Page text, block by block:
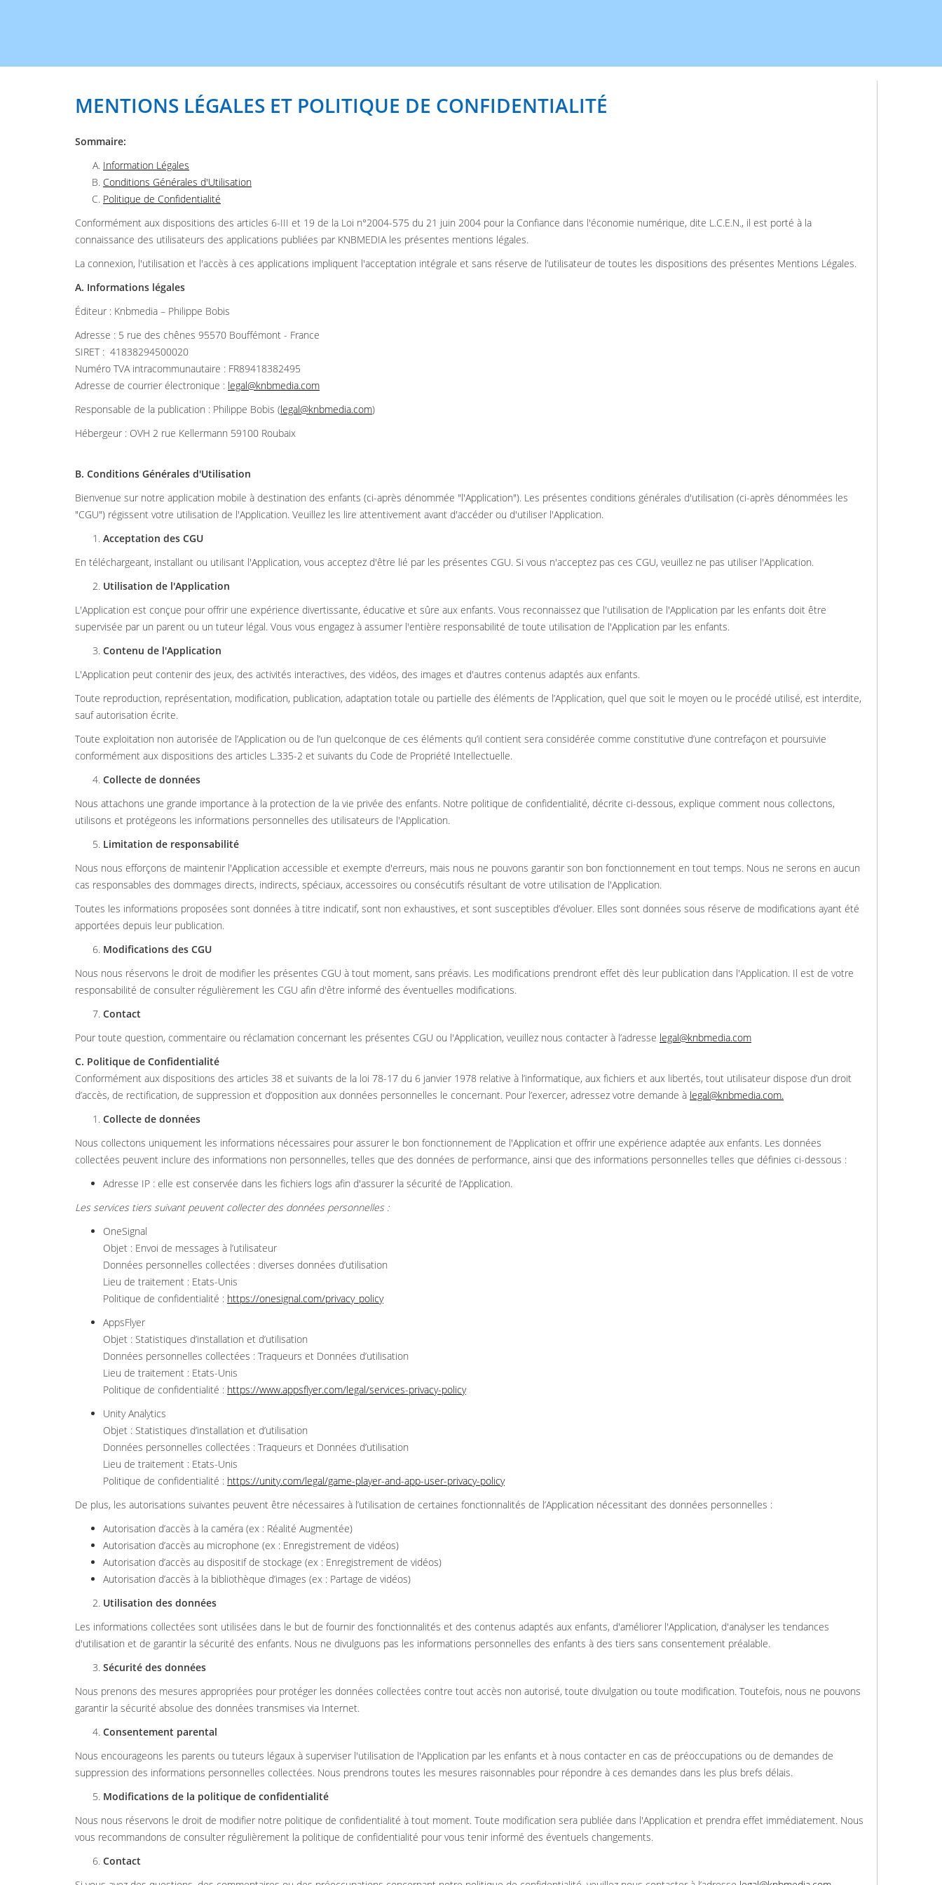
MENTIONS LÉGALES ET POLITIQUE DE CONFIDENTIALITÉ
Sommaire:
Information Légales
Conditions Générales d'Utilisation
Politique de Confidentialité
Conformément aux dispositions des articles 6-III et 19 de la Loi n°2004-575 du 21 juin 2004 pour la Confiance dans l'économie numérique, dite L.C.E.N., il est porté à la
connaissance des utilisateurs des applications publiées par KNBMEDIA les présentes mentions légales.
La connexion, l'utilisation et l'accès à ces applications impliquent l'acceptation intégrale et sans réserve de l’utilisateur de toutes les dispositions des présentes Mentions Légales.
A. Informations légales
Éditeur : Knbmedia – Philippe Bobis
Adresse : 5 rue des chênes 95570 Bouffémont - France
SIRET : 41838294500020
Numéro TVA intracommunautaire : FR89418382495
Adresse de courrier électronique : legal@knbmedia.com
Responsable de la publication : Philippe Bobis (legal@knbmedia.com)
Hébergeur : OVH 2 rue Kellermann 59100 Roubaix
B. Conditions Générales d'Utilisation
Bienvenue sur notre application mobile à destination des enfants (ci-après dénommée "l'Application"). Les présentes conditions générales d'utilisation (ci-après dénommées les
"CGU") régissent votre utilisation de l'Application. Veuillez les lire attentivement avant d'accéder ou d'utiliser l'Application.
Acceptation des CGU
En téléchargeant, installant ou utilisant l'Application, vous acceptez d'être lié par les présentes CGU. Si vous n'acceptez pas ces CGU, veuillez ne pas utiliser l'Application.
Utilisation de l'Application
L'Application est conçue pour offrir une expérience divertissante, éducative et sûre aux enfants. Vous reconnaissez que l'utilisation de l'Application par les enfants doit être
supervisée par un parent ou un tuteur légal. Vous vous engagez à assumer l'entière responsabilité de toute utilisation de l'Application par les enfants.
Contenu de l'Application
L'Application peut contenir des jeux, des activités interactives, des vidéos, des images et d'autres contenus adaptés aux enfants.
Toute reproduction, représentation, modification, publication, adaptation totale ou partielle des éléments de l’Application, quel que soit le moyen ou le procédé utilisé, est interdite,
sauf autorisation écrite.
Toute exploitation non autorisée de l’Application ou de l’un quelconque de ces éléments qu’il contient sera considérée comme constitutive d’une contrefaçon et poursuivie
conformément aux dispositions des articles L.335-2 et suivants du Code de Propriété Intellectuelle.
Collecte de données
Nous attachons une grande importance à la protection de la vie privée des enfants. Notre politique de confidentialité, décrite ci-dessous, explique comment nous collectons,
utilisons et protégeons les informations personnelles des utilisateurs de l'Application.
Limitation de responsabilité
Nous nous efforçons de maintenir l'Application accessible et exempte d'erreurs, mais nous ne pouvons garantir son bon fonctionnement en tout temps. Nous ne serons en aucun
cas responsables des dommages directs, indirects, spéciaux, accessoires ou consécutifs résultant de votre utilisation de l'Application.
Toutes les informations proposées sont données à titre indicatif, sont non exhaustives, et sont susceptibles d’évoluer. Elles sont données sous réserve de modifications ayant été
apportées depuis leur publication.
Modifications des CGU
Nous nous réservons le droit de modifier les présentes CGU à tout moment, sans préavis. Les modifications prendront effet dès leur publication dans l'Application. Il est de votre
responsabilité de consulter régulièrement les CGU afin d'être informé des éventuelles modifications.
Contact
Pour toute question, commentaire ou réclamation concernant les présentes CGU ou l'Application, veuillez nous contacter à l’adresse legal@knbmedia.com
C. Politique de Confidentialité
Conformément aux dispositions des articles 38 et suivants de la loi 78-17 du 6 janvier 1978 relative à l’informatique, aux fichiers et aux libertés, tout utilisateur dispose d’un droit
d’accès, de rectification, de suppression et d’opposition aux données personnelles le concernant. Pour l’exercer, adressez votre demande à legal@knbmedia.com.
Collecte de données
Nous collectons uniquement les informations nécessaires pour assurer le bon fonctionnement de l'Application et offrir une expérience adaptée aux enfants. Les données
collectées peuvent inclure des informations non personnelles, telles que des données de performance, ainsi que des informations personnelles telles que définies ci-dessous :
Adresse IP : elle est conservée dans les fichiers logs afin d'assurer la sécurité de l’Application.
Les services tiers suivant peuvent collecter des données personnelles :
OneSignal
Objet : Envoi de messages à l’utilisateur
Données personnelles collectées : diverses données d’utilisation
Lieu de traitement : Etats-Unis
Politique de confidentialité : https://onesignal.com/privacy_policy
AppsFlyer
Objet : Statistiques d’installation et d’utilisation
Données personnelles collectées : Traqueurs et Données d’utilisation
Lieu de traitement : Etats-Unis
Politique de confidentialité : https://www.appsflyer.com/legal/services-privacy-policy
Unity Analytics
Objet : Statistiques d’installation et d’utilisation
Données personnelles collectées : Traqueurs et Données d’utilisation
Lieu de traitement : Etats-Unis
Politique de confidentialité : https://unity.com/legal/game-player-and-app-user-privacy-policy
De plus, les autorisations suivantes peuvent être nécessaires à l’utilisation de certaines fonctionnalités de l’Application nécessitant des données personnelles :
Autorisation d’accès à la caméra (ex : Réalité Augmentée)
Autorisation d’accès au microphone (ex : Enregistrement de vidéos)
Autorisation d’accès au dispositif de stockage (ex : Enregistrement de vidéos)
Autorisation d’accès à la bibliothèque d’images (ex : Partage de vidéos)
Utilisation des données
Les informations collectées sont utilisées dans le but de fournir des fonctionnalités et des contenus adaptés aux enfants, d'améliorer l'Application, d'analyser les tendances
d'utilisation et de garantir la sécurité des enfants. Nous ne divulguons pas les informations personnelles des enfants à des tiers sans consentement préalable.
Sécurité des données
Nous prenons des mesures appropriées pour protéger les données collectées contre tout accès non autorisé, toute divulgation ou toute modification. Toutefois, nous ne pouvons
garantir la sécurité absolue des données transmises via Internet.
Consentement parental
Nous encourageons les parents ou tuteurs légaux à superviser l'utilisation de l'Application par les enfants et à nous contacter en cas de préoccupations ou de demandes de
suppression des informations personnelles collectées. Nous prendrons toutes les mesures raisonnables pour répondre à ces demandes dans les plus brefs délais.
Modifications de la politique de confidentialité
Nous nous réservons le droit de modifier notre politique de confidentialité à tout moment. Toute modification sera publiée dans l'Application et prendra effet immédiatement. Nous
vous recommandons de consulter régulièrement la politique de confidentialité pour vous tenir informé des éventuels changements.
Contact